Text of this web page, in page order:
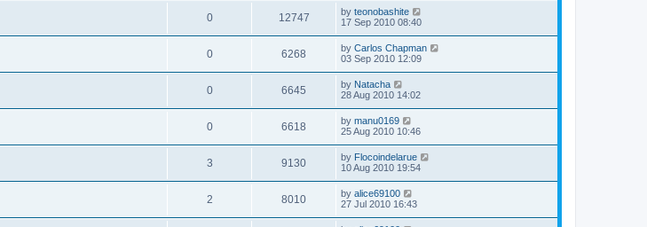
0 12747 by teonobashite
17 Sep 2010 08:40
0 6268 by Carlos Chapman
03 Sep 2010 12:09
0 6645 by Natacha
28 Aug 2010 14:02
0 6618 by manu0169
25 Aug 2010 10:46
3 9130 by Flocoindelarue
10 Aug 2010 19:54
2 8010 by alice69100
27 Jul 2010 16:43